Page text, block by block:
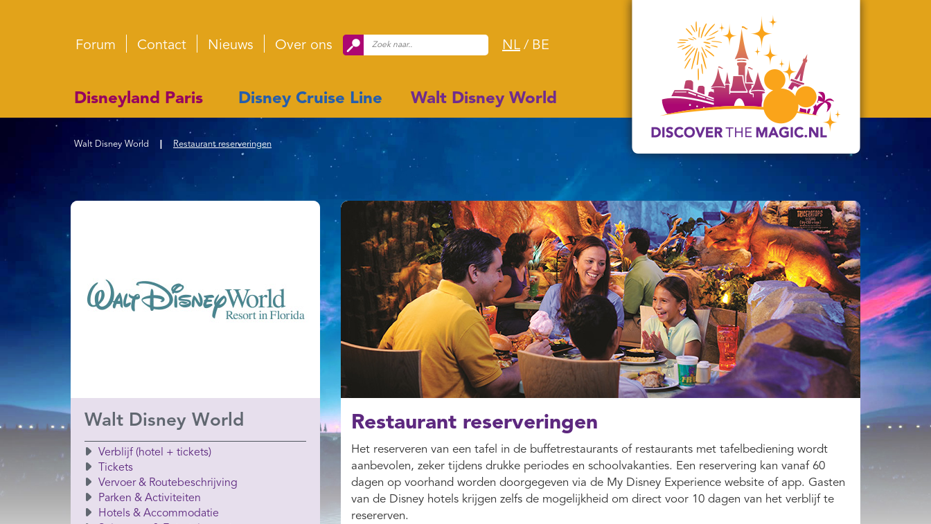
Forum Contact Nieuws Over ons NL / BE
Disneyland Paris Disney Cruise Line Walt Disney World
Walt Disney World Restaurant reserveringen
Walt Disney World
Verblijf (hotel + tickets)
Tickets
Vervoer & Routebeschrijving
Parken & Activiteiten
Hotels & Accommodatie
Restaurant reserveringen
Het reserveren van een tafel in de buffetrestaurants of restaurants met tafelbediening wordt
aanbevolen, zeker tijdens drukke periodes en schoolvakanties. Een reservering kan vanaf 60
dagen op voorhand worden doorgegeven via de My Disney Experience website of app. Gasten
van de Disney hotels krijgen zelfs de mogelijkheid om direct voor 10 dagen van het verblijf te
resererven.